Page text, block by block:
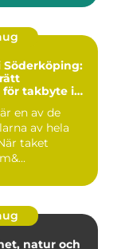
Söderköping:
för takbyte i
en av de
av hela
taket